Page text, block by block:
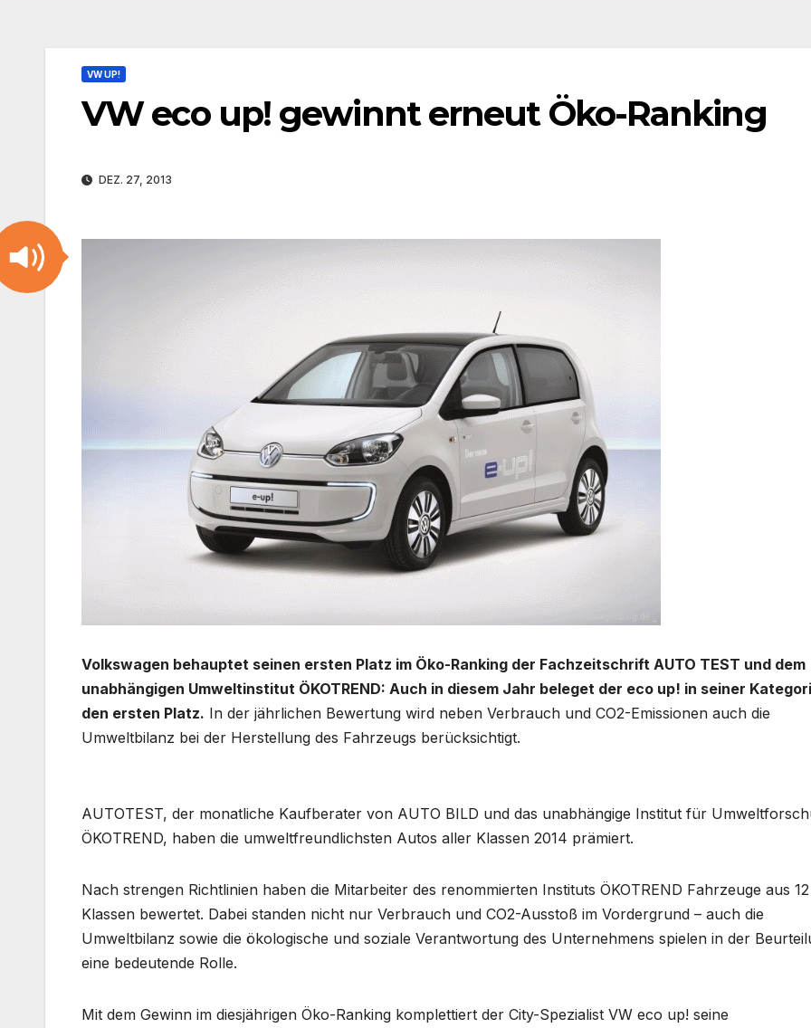
VW UP!
VW eco up! gewinnt erneut Öko-Ranking
DEZ. 27, 2013
Volkswagen behauptet seinen ersten Platz im Öko-Ranking der Fachzeitschrift AUTO TEST und dem
unabhängigen Umweltinstitut ÖKOTREND: Auch in diesem Jahr beleget der eco up! in seiner
den ersten Platz. In der jährlichen Bewertung wird neben Verbrauch und CO2-Emissionen auch die
Umweltbilanz bei der Herstellung des Fahrzeugs berücksichtigt.
AUTOTEST, der monatliche Kaufberater von AUTO BILD und das unabhängige Institut für
ÖKOTREND, haben die umweltfreundlichsten Autos aller Klassen 2014 prämiert.
Nach strengen Richtlinien haben die Mitarbeiter des renommierten Instituts ÖKOTREND Fahrzeuge aus 12
Klassen bewertet. Dabei standen nicht nur Verbrauch und CO2-Ausstoß im Vordergrund – auch die
Umweltbilanz sowie die ökologische und soziale Verantwortung des Unternehmens spielen in der
eine bedeutende Rolle.
Mit dem Gewinn im diesjährigen Öko-Ranking komplettiert der City-Spezialist VW eco up! seine